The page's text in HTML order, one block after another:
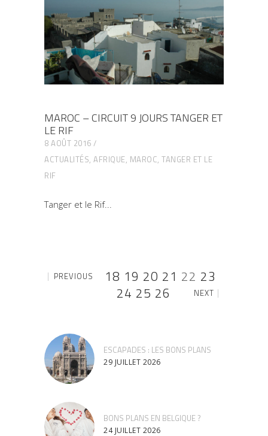
MAROC – CIRCUIT 9 JOURS TANGER ET
LE RIF
8 AOÛT 2016
ACTUALITÉS, AFRIQUE, MAROC, TANGER ET LE
RIF
Tanger et le Rif
PREVIOUS 18 19 20 21 22 23
24 25 26 NEXT
ESCAPADES : LES BONS PLANS
29 JUILLET 2026
BONS PLANS EN BELGIQUE ?
24 JUILLET 2026